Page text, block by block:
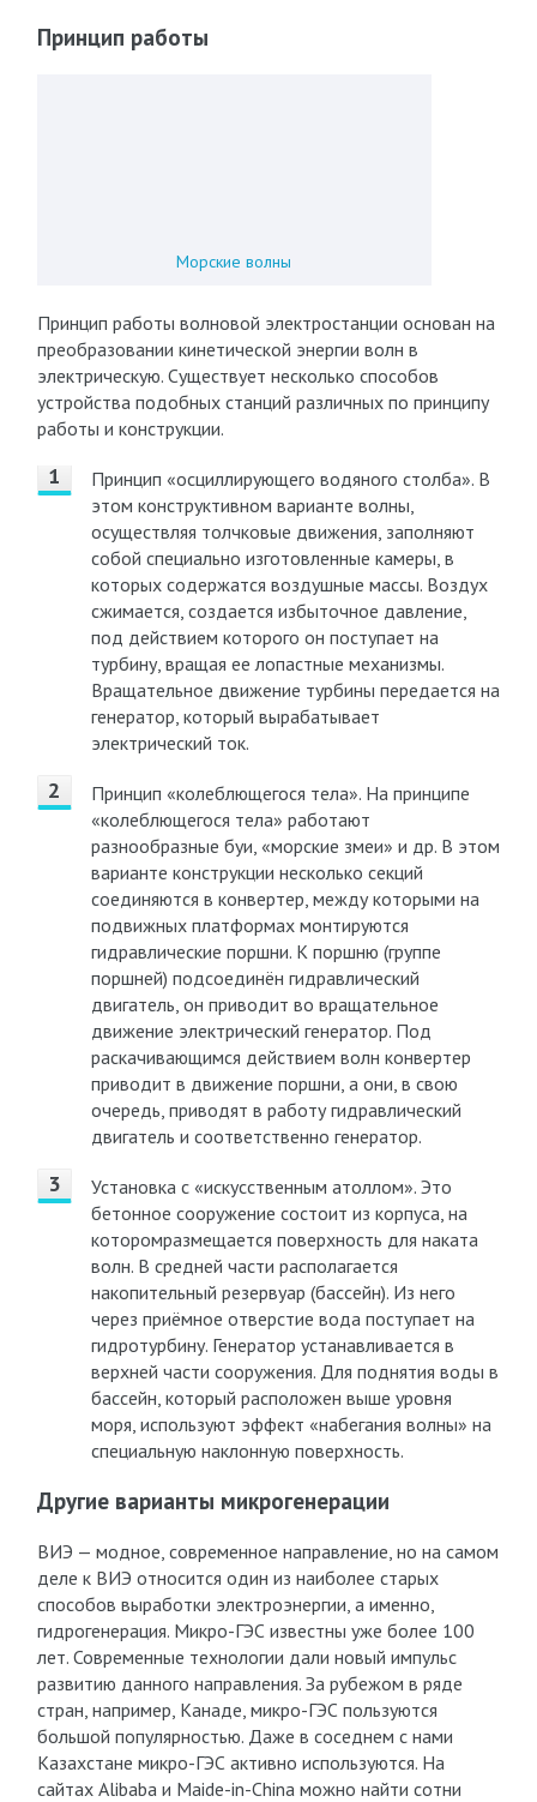
Принцип работы
Морские волны
Принцип работы волновой электростанции основан на
преобразовании кинетической энергии волн в
электрическую. Существует несколько способов
устройства подобных станций различных по принципу
работы и конструкции.
Принцип «осциллирующего водяного столба». В
этом конструктивном варианте волны,
осуществляя толчковые движения, заполняют
собой специально изготовленные камеры, в
которых содержатся воздушные массы. Воздух
сжимается, создается избыточное давление,
под действием которого он поступает на
турбину, вращая ее лопастные механизмы.
Вращательное движение турбины передается на
генератор, который вырабатывает
электрический ток.
Принцип «колеблющегося тела». На принципе
«колеблющегося тела» работают
разнообразные буи, «морские змеи» и др. В этом
варианте конструкции несколько секций
соединяются в конвертер, между которыми на
подвижных платформах монтируются
гидравлические поршни. К поршню (группе
поршней) подсоединён гидравлический
двигатель, он приводит во вращательное
движение электрический генератор. Под
раскачивающимся действием волн конвертер
приводит в движение поршни, а они, в свою
очередь, приводят в работу гидравлический
двигатель и соответственно генератор.
Установка с «искусственным атоллом». Это
бетонное сооружение состоит из корпуса, на
которомразмещается поверхность для наката
волн. В средней части располагается
накопительный резервуар (бассейн). Из него
через приёмное отверстие вода поступает на
гидротурбину. Генератор устанавливается в
верхней части сооружения. Для поднятия воды в
бассейн, который расположен выше уровня
моря, используют эффект «набегания волны» на
специальную наклонную поверхность.
Другие варианты микрогенерации
ВИЭ — модное, современное направление, но на самом
деле к ВИЭ относится один из наиболее старых
способов выработки электроэнергии, а именно,
гидрогенерация. Микро-ГЭС известны уже более 100
лет. Современные технологии дали новый импульс
развитию данного направления. За рубежом в ряде
стран, например, Канаде, микро-ГЭС пользуются
большой популярностью. Даже в соседнем с нами
Казахстане микро-ГЭС активно используются. На
сайтах Alibaba и Maide-in-China можно найти сотни